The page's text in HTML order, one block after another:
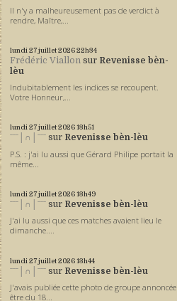
Il n'y a malheureusement pas de verdict à
rendre, Maître,...
lundi 27juillet 202622h34
Frédéric Viallon sur Revenisse bèn-
lèu
Indubitablement les indices se recoupent.
Votre Honneur,...
lundi 27juillet 202613h51
ˉˉˉ│∩│ˉˉˉ sur Revenisse bèn-lèu
P.S. : j'ai lu aussi que Gérard Philipe portait la
même...
lundi 27juillet 202613h49
ˉˉˉ│∩│ˉˉˉ sur Revenisse bèn-lèu
J'ai lu aussi que ces matches avaient lieu le
dimanche....
lundi 27juillet 202613h44
ˉˉˉ│∩│ˉˉˉ sur Revenisse bèn-lèu
J'avais publiée cette photo de groupe annoncée
être du 18...